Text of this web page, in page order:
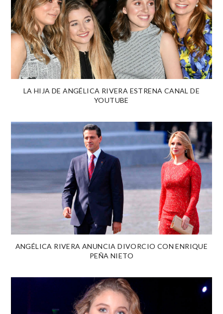
LA HIJA DE ANGÉLICA RIVERA ESTRENA CANAL DE
YOUTUBE
ANGÉLICA RIVERA ANUNCIA DIVORCIO CON ENRIQUE
PEÑA NIETO